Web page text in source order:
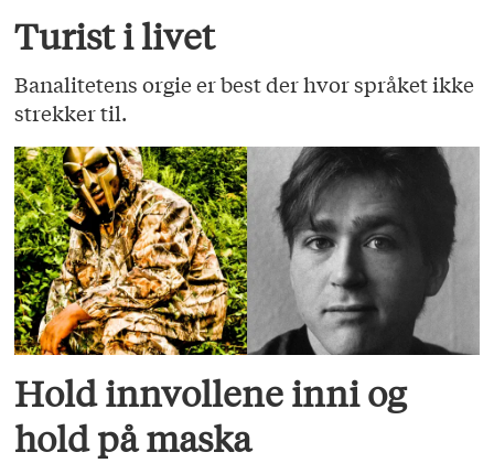
Turist i livet
Banalitetens orgie er best der hvor språket ikke
strekker til.
Hold innvollene inni og
hold på maska